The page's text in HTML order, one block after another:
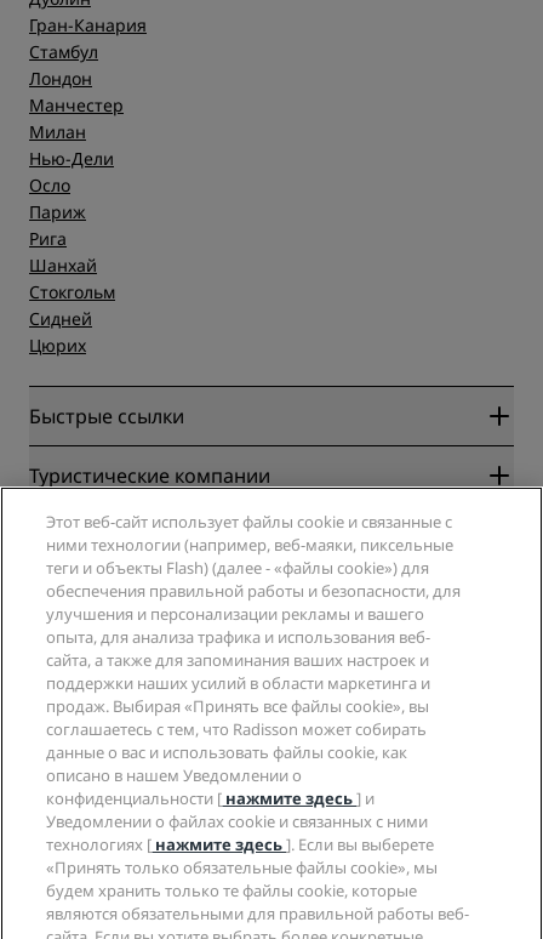
Гран-Канария
Стамбул
Лондон
Манчестер
Милан
Нью-Дели
Осло
Париж
Рига
Шанхай
Стокгольм
Сидней
Цюрих
Быстрые ссылки
Radisson Rewards
Гарантия лучшей цены онлайн
Blog
Направления
Новые и будущие отели
Приложение Radisson Hotels
Отели со статусом Sports Approved
Отели для семейного отдыха
Охрана здоровья и безопасность
Туристические компании
Партнеры
Турагенты
Компания
Radisson Hotel Group
СМИ
Вакансии в RHG
Вакансии в PPHE
Вакансии в EHL
The Club by RHG
Возможности развития
Социально ответственный бизнес
Закупки
Юридическая информация
Центр конфиденциальности
Правовая оговорка
Условия и положения программы Radisson Rewards
Соглашение о пользовании сайтом
Цифровая доступность
Заявление о современном рабстве
Помощь
Уведомления для клиентов
Контактная информация
Часто задаваемые вопросы
Карта сайта
Социальные сети
Бренды Radisson Hotels
Этот веб-сайт использует файлы cookie и связанные с
ними технологии (например, веб-маяки, пиксельные
теги и объекты Flash) (далее - «файлы cookie») для
обеспечения правильной работы и безопасности, для
улучшения и персонализации рекламы и вашего
опыта, для анализа трафика и использования веб-
сайта, а также для запоминания ваших настроек и
поддержки наших усилий в области маркетинга и
продаж. Выбирая «Принять все файлы cookie», вы
соглашаетесь с тем, что Radisson может собирать
данные о вас и использовать файлы cookie, как
описано в нашем Уведомлении о
конфиденциальности [ нажмите здесь] и
Уведомлении о файлах cookie и связанных с ними
технологиях [ нажмите здесь]. Если вы выберете
«Принять только обязательные файлы cookie», мы
будем хранить только те файлы cookie, которые
являются обязательными для правильной работы веб-